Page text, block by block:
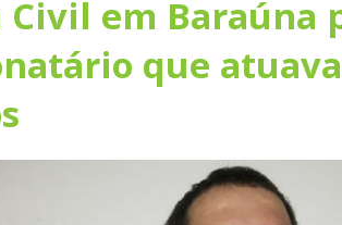
Civil em Baraúna
que